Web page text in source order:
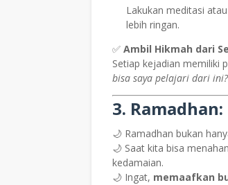
Lakukan meditasi
lebih ringan.
✅ Ambil Hikmah dari
Setiap kejadian memiliki
bisa saya pelajari dari
3.
🌙 Ramadhan bukan
🌙 Saat kita bisa
kedamaian.
🌙 Ingat, memaafkan